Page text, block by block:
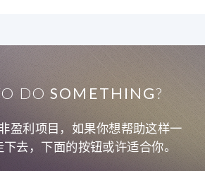
DOSOMETHING?
盈利项目，如果你想帮助这样一
去，下面的按钮或许适合你。